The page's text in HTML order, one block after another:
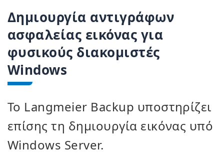
Δημιουργία αντιγράφων
ασφαλείας εικόνας για
φυσικούς διακομιστές
Windows
Το Langmeier Backup υποστηρίζει
επίσης τη δημιουργία εικόνας υπό
Windows Server.